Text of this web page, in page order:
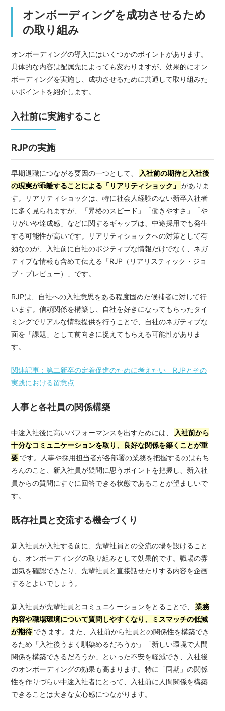
オンボーディングを成功させるため
の取り組み
オンボーディングの導入にはいくつかのポイントがあります。
具体的な内容は配属先によっても変わりますが、効果的にオン
ボーディングを実施し、成功させるために共通して取り組みた
いポイントを紹介します。
入社前に実施すること
RJPの実施
早期退職につながる要因の一つとして、
入社前の期待と入社後
の現実が乖離することによる「リアリティショック」 がありま
す。リアリティショックは、特に社会人経験のない新卒入社者
に多く見られますが、「昇格のスピード」「働きやすさ」「や
りがいや達成感」などに関するギャップは、中途採用でも発生
する可能性が高いです。リアリティショックへの対策として有
効なのが、入社前に自社のポジティブな情報だけでなく、ネガ
ティブな情報も含めて伝える「RJP（リアリスティック・ジョ
ブ・プレビュー）」です。
RJPは、自社への入社意思をある程度固めた候補者に対して行
います。信頼関係を構築し、自社を好きになってもらったタイ
ミングでリアルな情報提供を行うことで、自社のネガティブな
面を「課題」として前向きに捉えてもらえる可能性がありま
す。
関連記事：第二新卒の定着促進のために考えたい RJPとその
実践における留意点
人事と各社員の関係構築
中途入社後に高いパフォーマンスを出すためには、
入社前から
十分なコミュニケーションを取り、良好な関係を築くことが重
要 です。人事や採用担当者が各部署の業務を把握するのはもち
ろんのこと、新入社員が疑問に思うポイントを把握し、新入社
員からの質問にすぐに回答できる状態であることが望ましいで
す。
既存社員と交流する機会づくり
新入社員が入社する前に、先輩社員との交流の場を設けること
も、オンボーディングの取り組みとして効果的です。職場の雰
囲気を確認できたり、先輩社員と直接話せたりする内容を企画
するとよいでしょう。
新入社員が先輩社員とコミュニケーションをとることで、
業務
内容や職場環境について質問しやすくなり、ミスマッチの低減
が期待 できます。また、入社前から社員との関係性を構築でき
るため「入社後うまく馴染めるだろうか」「新しい環境で人間
関係を構築できるだろうか」といった不安を軽減でき、入社後
のオンボーディングの効果も高まります。特に「同期」の関係
性を作りづらい中途入社者にとって、入社前に人間関係を構築
できることは大きな安心感につながります。